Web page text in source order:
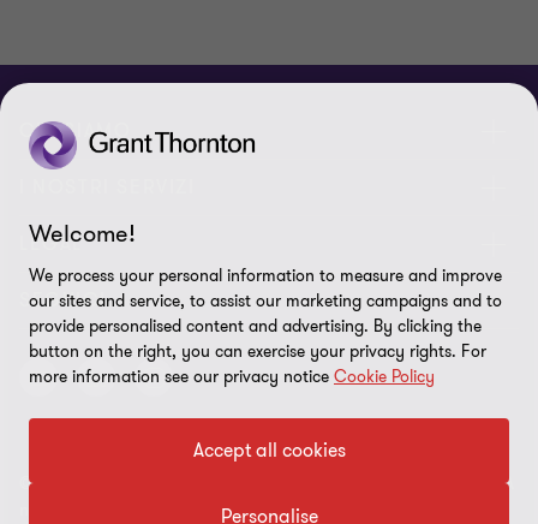
CHI SIAMO
Chi Siamo
Contattaci
Lavora con noi
I nostri servizi di assurance
I nostri servizi di advisory
I nostri servizi IT & Cloud
LEGAL
Privacy policy
Cookie policy
Site map
SEGUICI
© 2026 Ria Grant Thornton S.p.a - All rights reserved. - C.F. e P.IVA
Welcome!
We process your personal information to measure and improve
our sites and service, to assist our marketing campaigns and to
provide personalised content and advertising. By clicking the
button on the right, you can exercise your privacy rights. For
more information see our privacy notice Cookie Policy
Accept all cookies
Personalise